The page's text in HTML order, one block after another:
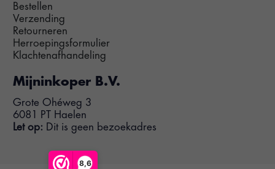
8,6
Bestellen
Verzending
Retourneren
Herroepingsformulier
Klachtenafhandeling
Mijninkoper B.V.
Grote Ohéweg 3
6081 PT Haelen
Let op: Dit is geen bezoekadres